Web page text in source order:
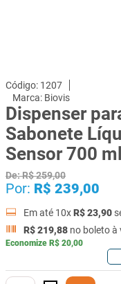
1207
Biovis
Dispenser
Sabonete
Sensor 700
De:R$259,00
Por: R$ 239,00
Em até 10xR$23,90
R$219,88 no boleto à
Economize R$ 20,00